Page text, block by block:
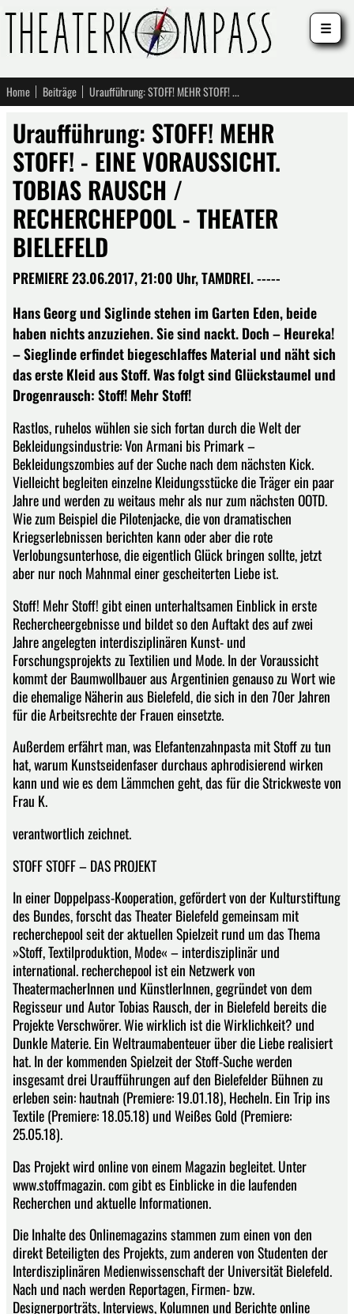
Home Beiträge Uraufführung: STOFF! MEHR STOFF! - EINE VORAUSSICHT. TOBIAS RAUSCH / RECHERCHEPOOL - THEATER BIELEFELD
Uraufführung: STOFF! MEHR
STOFF! - EINE VORAUSSICHT.
TOBIAS RAUSCH /
RECHERCHEPOOL - THEATER
BIELEFELD
PREMIERE 23.06.2017, 21:00 Uhr, TAMDREI. -----
Hans Georg und Siglinde stehen im Garten Eden, beide
haben nichts anzuziehen. Sie sind nackt. Doch – Heureka!
– Sieglinde erfindet biegeschlaffes Material und näht sich
das erste Kleid aus Stoff. Was folgt sind Glückstaumel und
Drogenrausch: Stoff! Mehr Stoff!
Rastlos, ruhelos wühlen sie sich fortan durch die Welt der
Bekleidungsindustrie: Von Armani bis Primark –
Bekleidungszombies auf der Suche nach dem nächsten Kick.
Vielleicht begleiten einzelne Kleidungsstücke die Träger ein paar
Jahre und werden zu weitaus mehr als nur zum nächsten OOTD.
Wie zum Beispiel die Pilotenjacke, die von dramatischen
Kriegserlebnissen berichten kann oder aber die rote
Verlobungsunterhose, die eigentlich Glück bringen sollte, jetzt
aber nur noch Mahnmal einer gescheiterten Liebe ist.
Stoff! Mehr Stoff! gibt einen unterhaltsamen Einblick in erste
Rechercheergebnisse und bildet so den Auftakt des auf zwei
Jahre angelegten interdisziplinären Kunst- und
Forschungsprojekts zu Textilien und Mode. In der Voraussicht
kommt der Baumwollbauer aus Argentinien genauso zu Wort wie
die ehemalige Näherin aus Bielefeld, die sich in den 70er Jahren
für die Arbeitsrechte der Frauen einsetzte.
Außerdem erfährt man, was Elefantenzahnpasta mit Stoff zu tun
hat, warum Kunstseidenfaser durchaus aphrodisierend wirken
kann und wie es dem Lämmchen geht, das für die Strickweste von
Frau K.
verantwortlich zeichnet.
STOFF STOFF – DAS PROJEKT
In einer Doppelpass-Kooperation, gefördert von der Kulturstiftung
des Bundes, forscht das Theater Bielefeld gemeinsam mit
recherchepool seit der aktuellen Spielzeit rund um das Thema
»Stoff, Textilproduktion, Mode« – interdisziplinär und
international. recherchepool ist ein Netzwerk von
TheatermacherInnen und KünstlerInnen, gegründet von dem
Regisseur und Autor Tobias Rausch, der in Bielefeld bereits die
Projekte Verschwörer. Wie wirklich ist die Wirklichkeit? und
Dunkle Materie. Ein Weltraumabenteuer über die Liebe realisiert
hat. In der kommenden Spielzeit der Stoff-Suche werden
insgesamt drei Uraufführungen auf den Bielefelder Bühnen zu
erleben sein: hautnah (Premiere: 19.01.18), Hecheln. Ein Trip ins
Textile (Premiere: 18.05.18) und Weißes Gold (Premiere:
25.05.18).
Das Projekt wird online von einem Magazin begleitet. Unter
www.stoffmagazin. com gibt es Einblicke in die laufenden
Recherchen und aktuelle Informationen.
Die Inhalte des Onlinemagazins stammen zum einen von den
direkt Beteiligten des Projekts, zum anderen von Studenten der
Interdisziplinären Medienwissenschaft der Universität Bielefeld.
Nach und nach werden Reportagen, Firmen- bzw.
Designerporträts, Interviews, Kolumnen und Berichte online
☰